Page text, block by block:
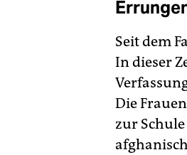
Seit dem
In dieser
Die
zur